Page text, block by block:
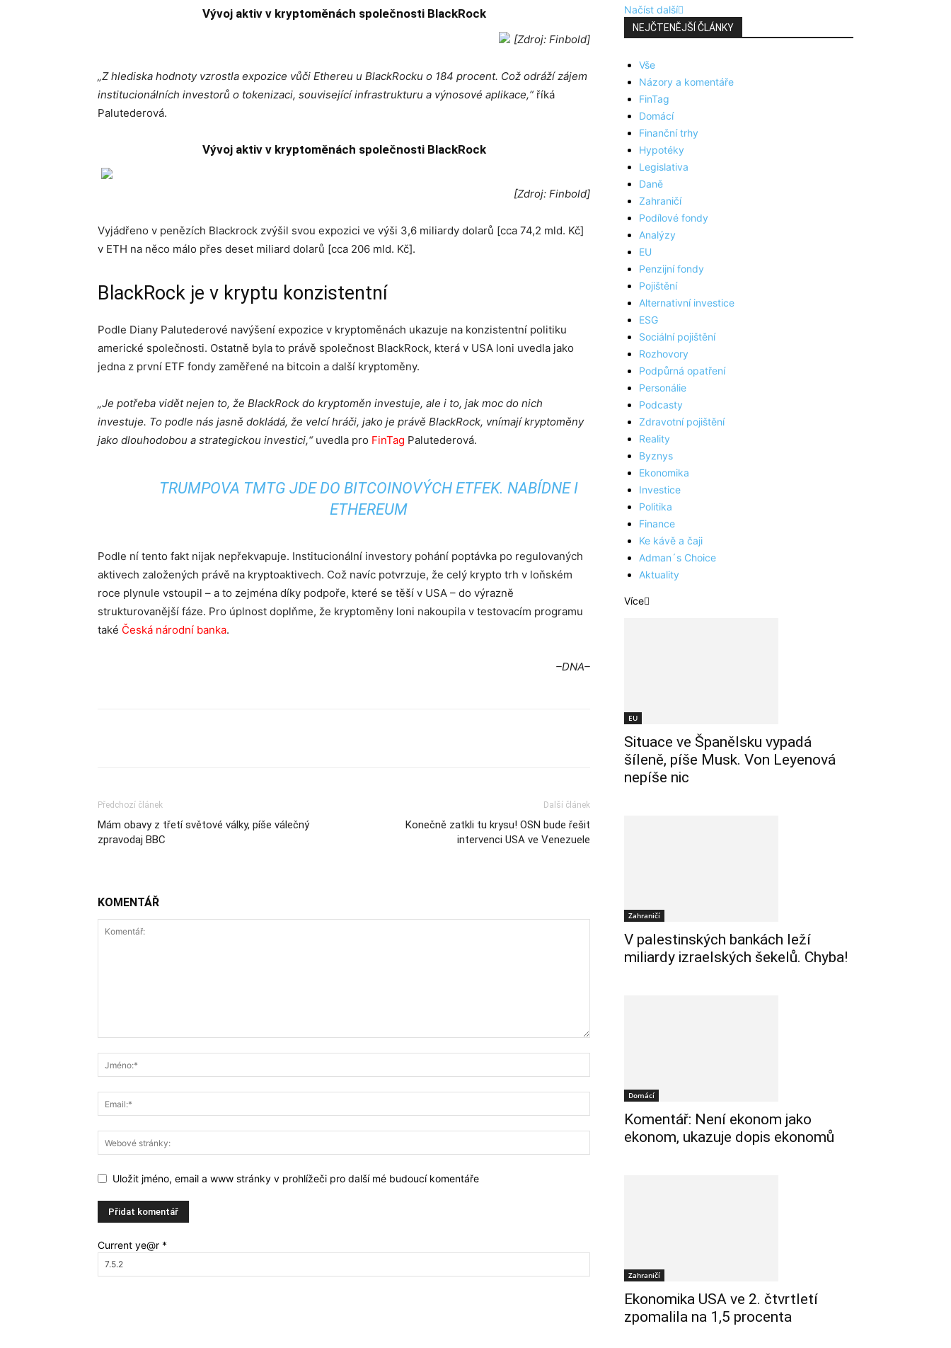
Vývoj aktiv v kryptoměnách společnosti BlackRock
[Zdroj: Finbold]
„Z hlediska hodnoty vzrostla expozice vůči Ethereu u BlackRocku o 184 procent. Což odráží zájem
institucionálních investorů o tokenizaci, související infrastrukturu a výnosové aplikace,“ říká
Palutederová.
Vývoj aktiv v kryptoměnách společnosti BlackRock
[Zdroj: Finbold]
Vyjádřeno v penězích Blackrock zvýšil svou expozici ve výši 3,6 miliardy dolarů [cca 74,2 mld. Kč]
v ETH na něco málo přes deset miliard dolarů [cca 206 mld. Kč].
BlackRock je v kryptu konzistentní
Podle Diany Palutederové navýšení expozice v kryptoměnách ukazuje na konzistentní politiku
americké společnosti. Ostatně byla to právě společnost BlackRock, která v USA loni uvedla jako
jedna z první ETF fondy zaměřené na bitcoin a další kryptoměny.
„Je potřeba vidět nejen to, že BlackRock do kryptoměn investuje, ale i to, jak moc do nich
investuje. To podle nás jasně dokládá, že velcí hráči, jako je právě BlackRock, vnímají kryptoměny
jako dlouhodobou a strategickou investici,“uvedla pro FinTag Palutederová.
TRUMPOVA TMTG JDE DO BITCOINOVÝCH ETFEK. NABÍDNE I
ETHEREUM
Podle ní tento fakt nijak nepřekvapuje. Institucionální investory pohání poptávka po regulovaných
aktivech založených právě na kryptoaktivech. Což navíc potvrzuje, že celý krypto trh v loňském
roce plynule vstoupil – a to zejména díky podpoře, které se těší v USA – do výrazně
strukturovanější fáze. Pro úplnost doplňme, že kryptoměny loni nakoupila v testovacím programu
také Česká národní banka.
–DNA–
Předchozí článek
Mám obavy z třetí světové války, píše válečný
zpravodaj BBC
Další článek
Konečně zatkli tu krysu! OSN bude řešit
intervenci USA ve Venezuele
KOMENTÁŘ
Uložit jméno, email a www stránky v prohlížeči pro další mé budoucí komentáře
Current ye@r *
Načíst další
NEJČTENĚJŠÍ ČLÁNKY
Vše
Názory a komentáře
FinTag
Domácí
Finanční trhy
Hypotéky
Legislativa
Daně
Zahraničí
Podílové fondy
Analýzy
EU
Penzijní fondy
Pojištění
Alternativní investice
ESG
Sociální pojištění
Rozhovory
Podpůrná opatření
Personálie
Podcasty
Zdravotní pojištění
Reality
Byznys
Ekonomika
Investice
Politika
Finance
Ke kávě a čaji
Adman´s Choice
Aktuality
Více
EU
Situace ve Španělsku vypadá
šíleně, píše Musk. Von Leyenová
nepíše nic
Zahraničí
V palestinských bankách leží
miliardy izraelských šekelů. Chyba!
Domácí
Komentář: Není ekonom jako
ekonom, ukazuje dopis ekonomů
Zahraničí
Ekonomika USA ve 2. čtvrtletí
zpomalila na 1,5 procenta